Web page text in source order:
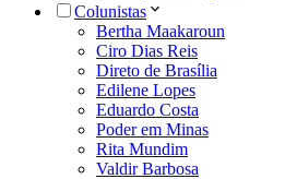
Colunistas
Bertha Maakaroun
Ciro Dias Reis
Direto de Brasília
Edilene Lopes
Eduardo Costa
Poder em Minas
Rita Mundim
Valdir Barbosa